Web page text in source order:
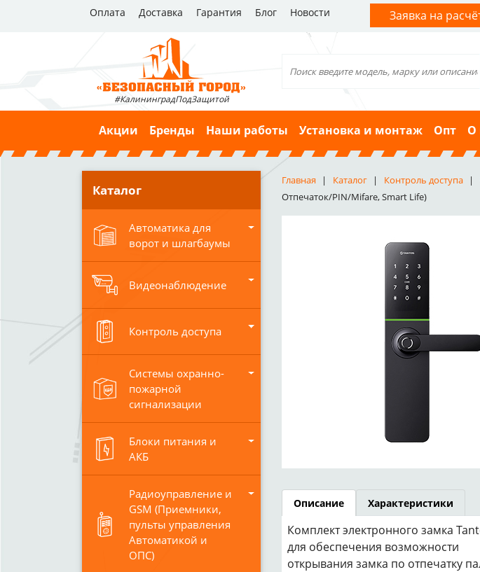
Оплата Доставка Гарантия Блог Новости Заявка на
#КалининградПодЗащитой
Акции Бренды Наши работы Установка и монтаж Опт О
Каталог
Автоматика для
ворот и шлагбаумы
Видеонаблюдение
Контроль доступа
Системы охранно-
пожарной
сигнализации
Блоки питания и
АКБ
Радиоуправление и
GSM (Приемники,
пульты управления
Автоматикой и
ОПС)
Главная Каталог Контроль доступа
Отпечаток/PIN/Mifare, Smart Life)
Описание Характеристики
Комплект электронного замка
для обеспечения возможности
открывания замка по отпечатку